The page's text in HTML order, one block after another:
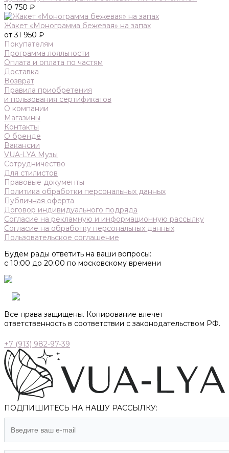
10 750 ₽
Жакет «Монограмма бежевая» на запах
от 31 950 ₽
Покупателям
Программа лояльности
Оплата и оплата по частям
Доставка
Возврат
Правила приобретения
и пользования сертификатов
О компании
Магазины
Контакты
О бренде
Вакансии
VUA-LYA Музы
Сотрудничество
Для стилистов
Правовые документы
Политика обработки персональных данных
Публичная оферта
Договор индивидуального подряда
Согласие на рекламную и информационную рассылку
Согласие на обработку персональных данных
Пользовательское соглашение
Будем рады ответить на ваши вопросы:
с 10:00 до 20:00 по московскому времени
Все права защищены. Копирование влечет
ответственность в соответствии с законодательством РФ.
+7 (913) 982-97-39
ПОДПИШИТЕСЬ НА НАШУ РАССЫЛКУ: